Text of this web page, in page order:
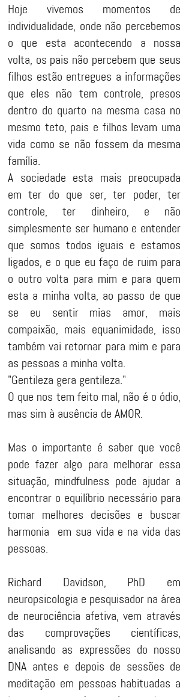
Hoje vivemos momentos de
individualidade, onde não percebemos
o que esta acontecendo a nossa
volta, os pais não percebem que seus
filhos estão entregues a informações
que eles não tem controle, presos
dentro do quarto na mesma casa no
mesmo teto, pais e filhos levam uma
vida como se não fossem da mesma
família.
A sociedade esta mais preocupada
em ter do que ser, ter poder, ter
controle, ter dinheiro, e não
simplesmente ser humano e entender
que somos todos iguais e estamos
ligados, e o que eu faço de ruim para
o outro volta para mim e para quem
esta a minha volta, ao passo de que
se eu sentir mias amor, mais
compaixão, mais equanimidade, isso
também vai retornar para mim e para
as pessoas a minha volta.
"Gentileza gera gentileza."
O que nos tem feito mal, não é o ódio,
mas sim à ausência de AMOR.
Mas o importante é saber que você
pode fazer algo para melhorar essa
situação, mindfulness pode ajudar a
encontrar o equilíbrio necessário para
tomar melhores decisões e buscar
harmonia em sua vida e na vida das
pessoas.
Richard Davidson, PhD em
neuropsicologia e pesquisador na área
de neurociência afetiva, vem através
das comprovações científicas,
analisando as expressões do nosso
DNA antes e depois de sessões de
meditação em pessoas habituadas a